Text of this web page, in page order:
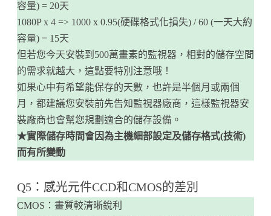
容量) = 20天
1080P x 4 => 1000 x 0.95(硬碟格式化損失) / 60 (一天大約
容量) = 15天
但若您今天安裝到500萬畫素的監視器，相對的儲存空間
的需求就越大，這點要特別注意哦！
如果心中有希望能保存的天數，也許是半個月或兩個
月，都建議您安裝前先告知監視器廠商，這樣監視器安
裝廠商也會幫您規劃適合的儲存設備。
★實際儲存時間會因為主機細部設定及儲存格式(技術)
而有所變動
Q5：感光元件CCD和CMOS的差別
CMOS：畫質較清晰銳利